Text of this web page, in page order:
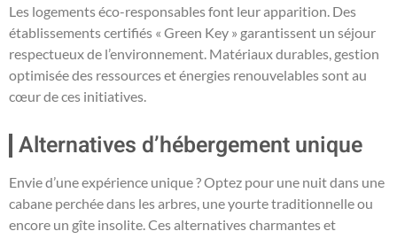
Les logements éco-responsables font leur apparition. Des
établissements certifiés « Green Key » garantissent un séjour
respectueux de l’environnement. Matériaux durables, gestion
optimisée des ressources et énergies renouvelables sont au
cœur de ces initiatives.
Alternatives d’hébergement unique
Envie d’une expérience unique ? Optez pour une nuit dans une
cabane perchée dans les arbres, une yourte traditionnelle ou
encore un gîte insolite. Ces alternatives charmantes et